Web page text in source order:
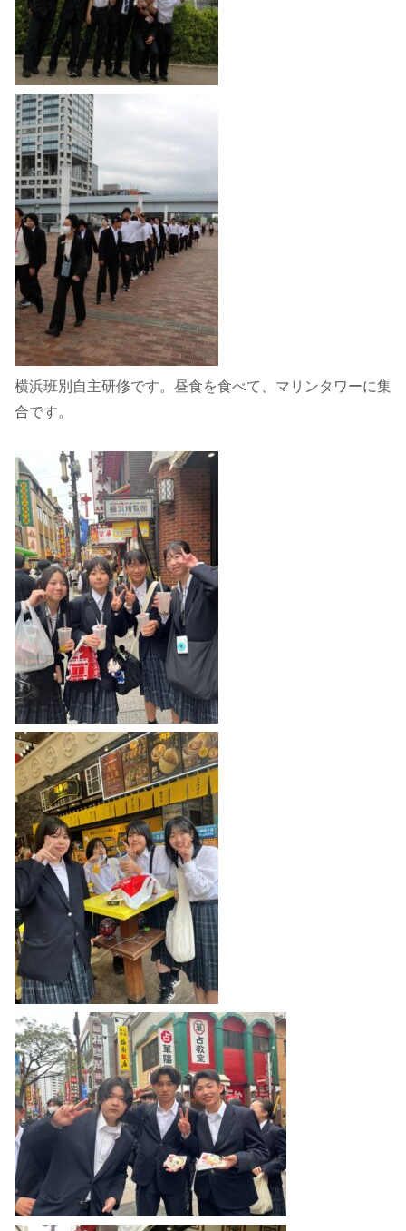
横浜班別自主研修です。昼食を食べて、マリンタワーに集
合です。